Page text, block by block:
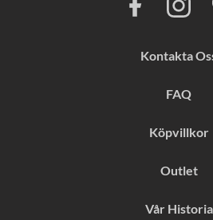
Kontakta
FAQ
Köpvillkor
Outlet
Vår Historia
b
o
n
g
a
m